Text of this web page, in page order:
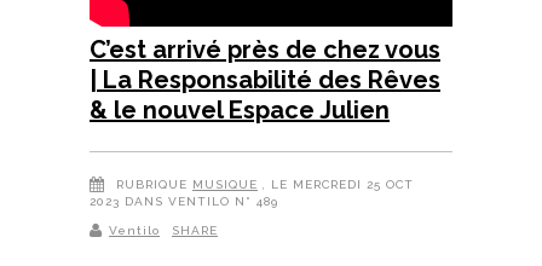
C’est arrivé près de chez vous
| La Responsabilité des Rêves
& le nouvel Espace Julien
RUBRIQUE MUSIQUE
, LE MERCREDI 25 OCT
2023 DANS VENTILO N° 489
Ventilo SHARE